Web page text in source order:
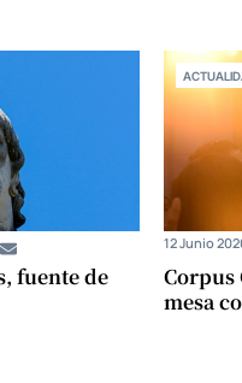
fuente de
Corpus
mesa
12 Junio